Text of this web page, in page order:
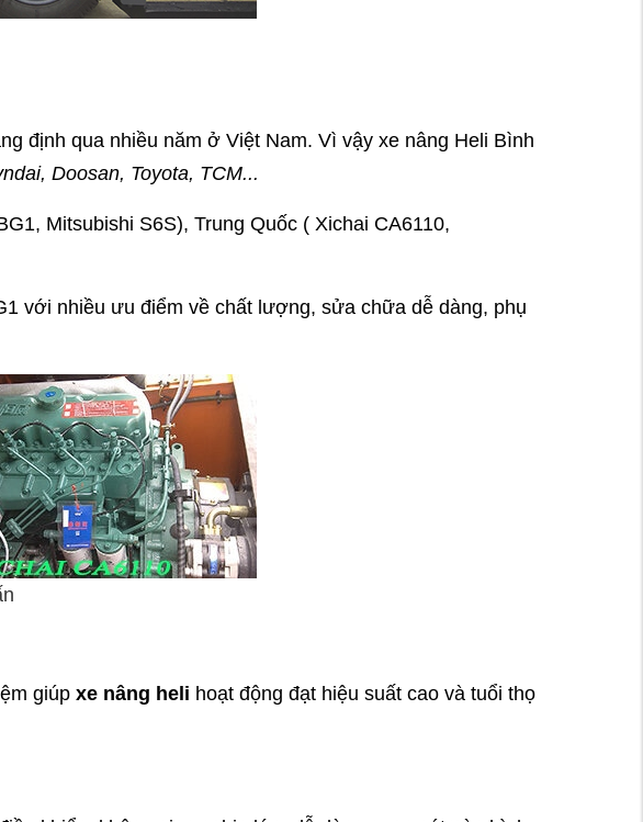
định qua nhiều năm ở Việt Nam. Vì vậy xe nâng Heli Bình
Doosan, Toyota, TCM...
Mitsubishi S6S), Trung Quốc ( Xichai CA6110,
với nhiều ưu điểm về chất lượng, sửa chữa dễ dàng, phụ
giúp xe nâng heli hoạt động đạt hiệu suất cao và tuổi thọ